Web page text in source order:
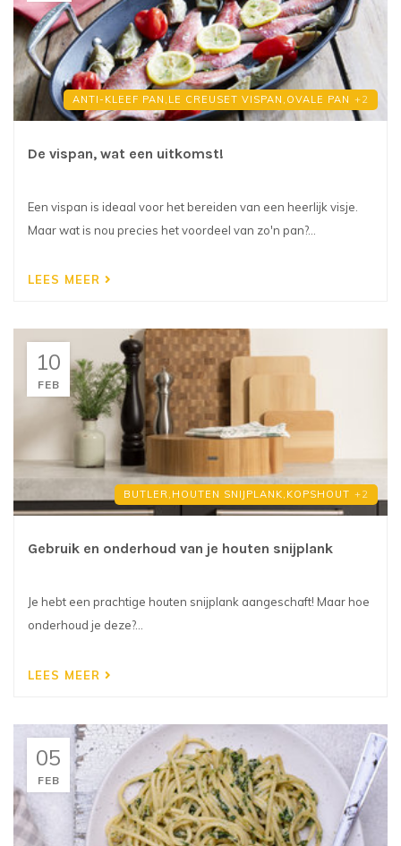
ANTI-KLEEF PAN, LE CREUSET VISPAN, OVALE PAN +2
De vispan, wat een uitkomst!
Een vispan is ideaal voor het bereiden van een heerlijk visje.
Maar wat is nou precies het voordeel van zo'n pan?...
LEES MEER
10
FEB
BUTLER, HOUTEN SNIJPLANK, KOPSHOUT +2
Gebruik en onderhoud van je houten snijplank
Je hebt een prachtige houten snijplank aangeschaft! Maar hoe
onderhoud je deze?...
LEES MEER
05
FEB